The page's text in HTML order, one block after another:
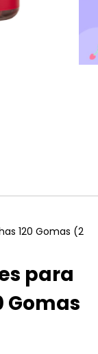
120 Gomas (2
para
Gomas